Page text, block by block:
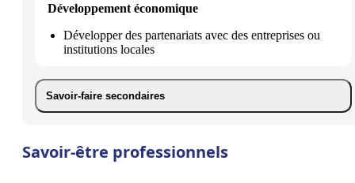
Développement économique
Développer des partenariats avec des entreprises ou
institutions locales
Savoir-faire secondaires
Savoir-être professionnels